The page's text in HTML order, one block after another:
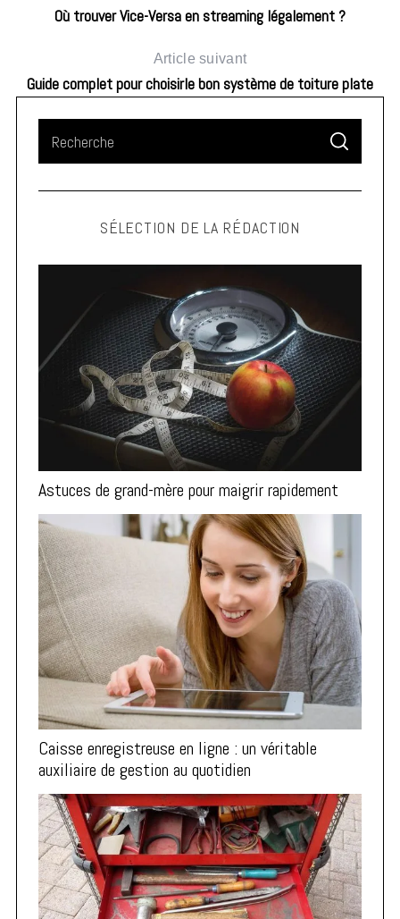
Où trouver Vice-Versa en streaming légalement ?
Article suivant
Guide complet pour choisirle bon système de toiture plate
S
A
C
SÉLECTION DE LA RÉDACTION
Astuces de grand-mère pour maigrir rapidement
Caisse enregistreuse en ligne : un véritable
auxiliaire de gestion au quotidien